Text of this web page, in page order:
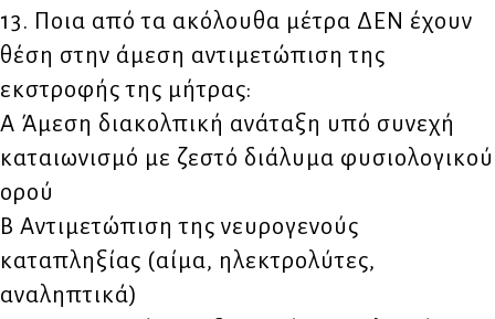
13. Ποια από τα ακόλουθα μέτρα ΔΕΝ έχουν
θέση στην άμεση αντιμετώπιση της
εκστροφής της μήτρας:
Α Άμεση διακολπική ανάταξη υπό συνεχή
καταιωνισμό με ζεστό διάλυμα φυσιολογικού
ορού
Β Αντιμετώπιση της νευρογενούς
καταπληξίας (αίμα, ηλεκτρολύτες,
αναληπτικά)